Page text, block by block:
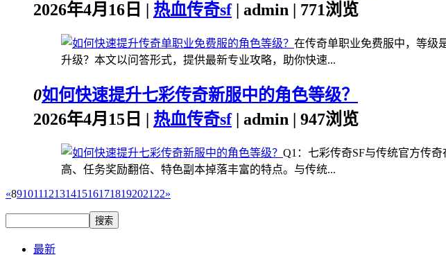
2026年4月16日 | 热血传奇sf| admin | 771浏览
在传奇单职业免费服中，等级
升级？本文以问答形式，提供最新专业攻略，助你快速...
0如何快速提升七彩传奇新服中的角色等级？
2026年4月15日 | 热血传奇sf| admin | 947浏览
Q1：七彩传奇SF与传统官方传
高、任务奖励翻倍、特色副本掉落丰富的特点。与传统...
«89101112131415161718192021 22»
最新